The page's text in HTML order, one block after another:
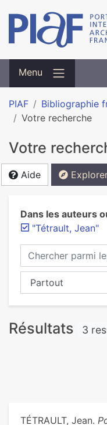
Menu
PIAF
Bibliographie
Votre recherche
Votre
Aide
Dans les auteurs
"Tétrault, Jean"
Chercher parmi
Chercher dans...
Résultats 3
TÉTRAULT, Jean.